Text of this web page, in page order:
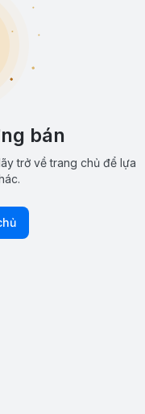
bán
trở về trang chủ để lựa